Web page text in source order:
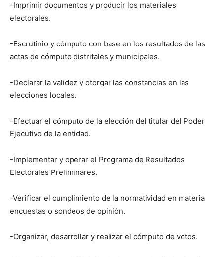
-Imprimir documentos y producir los materiales
electorales.
-Escrutinio y cómputo con base en los resultados de las
actas de cómputo distritales y municipales.
-Declarar la validez y otorgar las constancias en las
elecciones locales.
-Efectuar el cómputo de la elección del titular del Poder
Ejecutivo de la entidad.
-Implementar y operar el Programa de Resultados
Electorales Preliminares.
-Verificar el cumplimiento de la normatividad en materia
encuestas o sondeos de opinión.
-Organizar, desarrollar y realizar el cómputo de votos.